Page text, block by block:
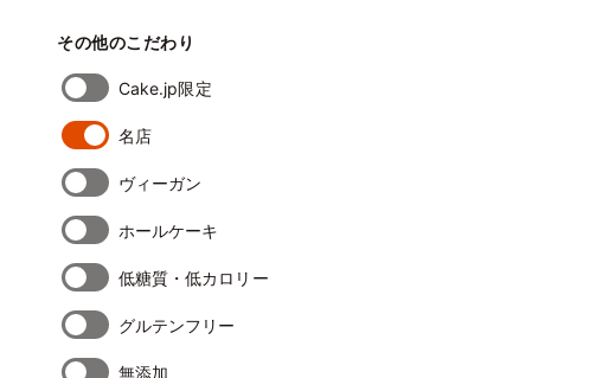
その他のこだわり
Cake.jp限定
名店
ヴィーガン
ホールケーキ
低糖質・低カロリー
グルテンフリー
無添加